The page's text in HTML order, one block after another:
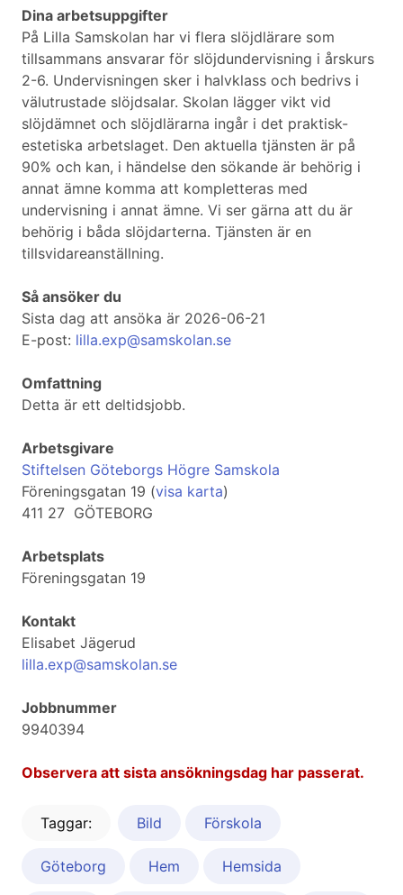
Dina arbetsuppgifter
På Lilla Samskolan har vi flera slöjdlärare som
tillsammans ansvarar för slöjdundervisning i årskurs
2-6. Undervisningen sker i halvklass och bedrivs i
välutrustade slöjdsalar. Skolan lägger vikt vid
slöjdämnet och slöjdlärarna ingår i det praktisk-
estetiska arbetslaget. Den aktuella tjänsten är på
90% och kan, i händelse den sökande är behörig i
annat ämne komma att kompletteras med
undervisning i annat ämne. Vi ser gärna att du är
behörig i båda slöjdarterna. Tjänsten är en
tillsvidareanställning.
Så ansöker du
Sista dag att ansöka är 2026-06-21
E-post: lilla.exp@samskolan.se
Omfattning
Detta är ett deltidsjobb.
Arbetsgivare
Stiftelsen Göteborgs Högre Samskola
Föreningsgatan 19 (visa karta)
411 27 GÖTEBORG
Arbetsplats
Föreningsgatan 19
Kontakt
Elisabet Jägerud
lilla.exp@samskolan.se
Jobbnummer
9940394
Observera att sista ansökningsdag har passerat.
Taggar: Bild Förskola
Göteborg Hem Hemsida